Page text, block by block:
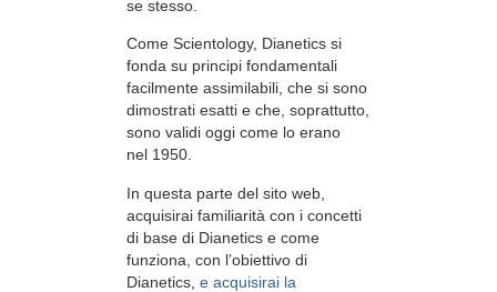
se stesso.
Come Scientology, Dianetics si
fonda su principi fondamentali
facilmente assimilabili, che si sono
dimostrati esatti e che, soprattutto,
sono validi oggi come lo erano
nel 1950.
In questa parte del sito web,
acquisirai familiarità con i concetti
di base di Dianetics e come
funziona, con l’obiettivo di
Dianetics, e acquisirai la